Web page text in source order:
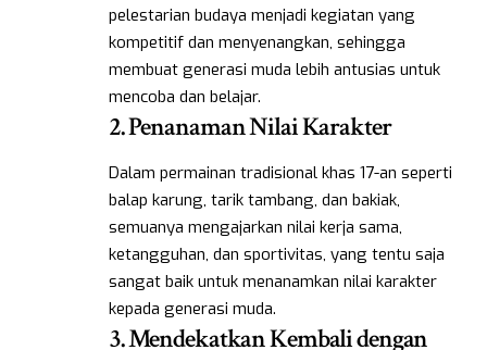
pelestarian budaya menjadi kegiatan yang
kompetitif dan menyenangkan, sehingga
membuat generasi muda lebih antusias untuk
mencoba dan belajar.
2. Penanaman Nilai Karakter
Dalam permainan tradisional khas 17-an seperti
balap karung, tarik tambang, dan bakiak,
semuanya mengajarkan nilai kerja sama,
ketangguhan, dan sportivitas, yang tentu saja
sangat baik untuk menanamkan nilai karakter
kepada generasi muda.
3. Mendekatkan Kembali dengan